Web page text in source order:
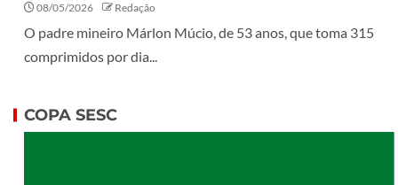
08/05/2026 Redação
O padre mineiro Márlon Múcio, de 53 anos, que toma 315
comprimidos por dia...
COPA SESC